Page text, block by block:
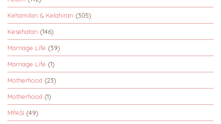
Kehamilan & Kelahiran (305)
Kesehatan (146)
Marriage Life (39)
Marriage Life (1)
Motherhood (23)
Motherhood (1)
MPASI (49)